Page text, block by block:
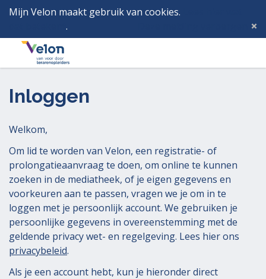
Mijn Velon maakt gebruik van cookies.
.
Menu
Inloggen
Welkom,
Om lid te worden van Velon, een registratie- of
prolongatieaanvraag te doen, om online te kunnen
zoeken in de mediatheek, of je eigen gegevens en
voorkeuren aan te passen, vragen we je om in te
loggen met je persoonlijk account. We gebruiken je
persoonlijke gegevens in overeenstemming met de
geldende privacy wet- en regelgeving. Lees hier ons
privacybeleid.
Als je een account hebt, kun je hieronder direct